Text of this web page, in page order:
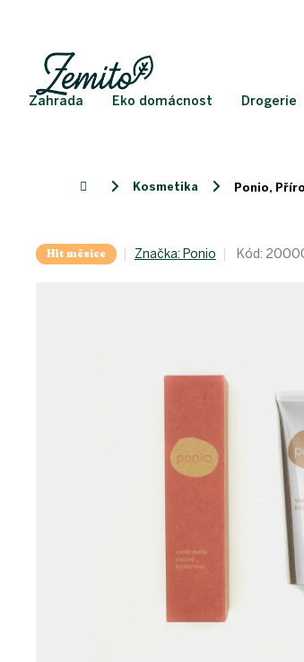
Zahrada Eko domácnost Drogerie
Domů Kosmetika Ponio,
Hit měsíce Značka: Ponio Kód: